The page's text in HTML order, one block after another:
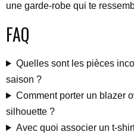
une garde-robe qui te
FAQ
Quelles sont les pièces
saison ?
Comment porter un blazer
silhouette ?
Avec quoi associer un t-